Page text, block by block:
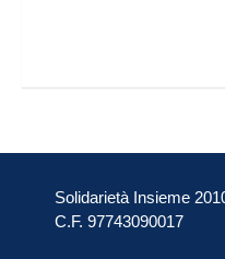
Solidarietà Insieme
C.F. 97743090017